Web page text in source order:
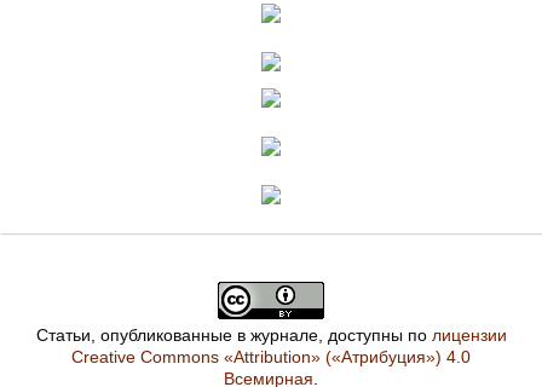
Статьи, опубликованные в журнале, доступны по лицензии
Creative Commons «Attribution» («Атрибуция») 4.0
Всемирная